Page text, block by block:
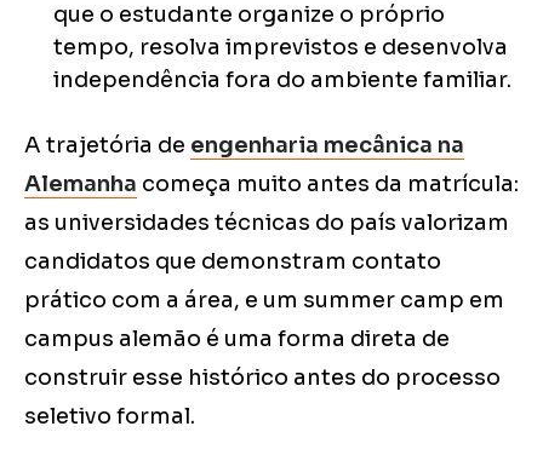
que o estudante organize o próprio
tempo, resolva imprevistos e desenvolva
independência fora do ambiente familiar.
A trajetória de engenharia mecânica na
Alemanha começa muito antes da matrícula:
as universidades técnicas do país valorizam
candidatos que demonstram contato
prático com a área, e um summer camp em
campus alemão é uma forma direta de
construir esse histórico antes do processo
seletivo formal.